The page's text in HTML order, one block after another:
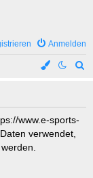
Anmelden
www.e-sports-
verwendet,